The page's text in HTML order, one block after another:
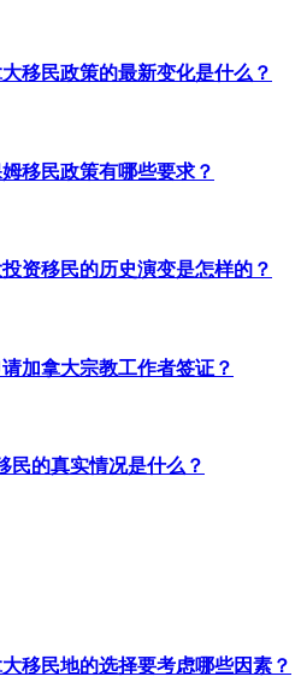
移民政策的最新变化是什么？
移民政策有哪些要求？
资移民的历史演变是怎样的？
加拿大宗教工作者签证？
民的真实情况是什么？
移民地的选择要考虑哪些因素？